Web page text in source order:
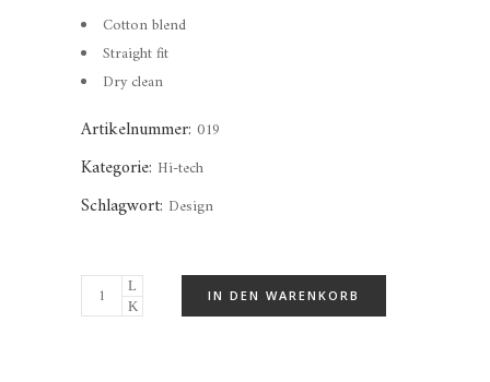
Cotton blend
Straight fit
Dry clean
Artikelnummer: 019
Kategorie: Hi-tech
Schlagwort: Design
IN DEN WARENKORB